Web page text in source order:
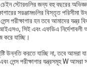
স্টোরগুলির জন্য বহু বছরের
সরঞ্জামগুলির বিস্তৃত
পরীক্ষাগার হন তবে আমাদের যন্ত্র
সিই এবং এফডিএ নির্দেশাবলী
যাচ্ছি।
উন্নতি করতে যাচ্ছি না, তবে
লেন্স পরীক্ষাগার যন্ত্রসমূহ W